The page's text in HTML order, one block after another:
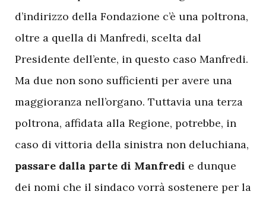
d’indirizzo della Fondazione c’è una poltrona,
oltre a quella di Manfredi, scelta dal
Presidente dell’ente, in questo caso Manfredi.
Ma due non sono sufficienti per avere una
maggioranza nell’organo. Tuttavia una terza
poltrona, affidata alla Regione, potrebbe, in
caso di vittoria della sinistra non deluchiana,
passare dalla parte di Manfredi e dunque
dei nomi che il sindaco vorrà sostenere per la